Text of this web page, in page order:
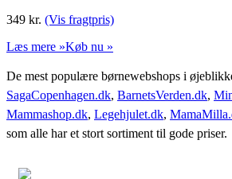
349 kr. (Vis fragtpris)
Læs mere »Køb nu »
De mest populære børnewebshops i
SagaCopenhagen.dk, BarnetsVerden.dk,
Mammashop.dk, Legehjulet.dk,
som alle har et stort sortiment til gode priser.